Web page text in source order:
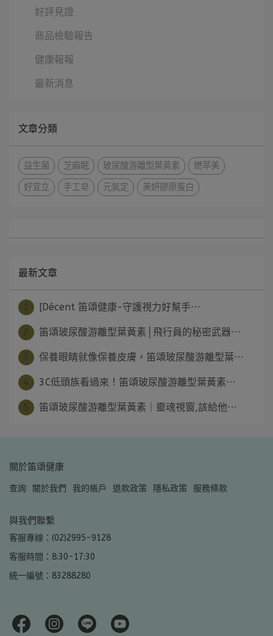
好評見證
商品檢驗報告
健康報報
最新消息
文章分類
益生菌 芝麻眠 玻尿酸游離型葉黃素 燃萃美
好宜立 手工皂 元氣定 美妍膠原蛋白
最新文章
[Décent 笛頌健康-守護視力好幫手⋯
笛頌玻尿酸游離型葉黃素│飛行員的秘密武器⋯
保養眼睛就像保養皮膚，笛頌玻尿酸游離型葉⋯
3C低頭族看過來！笛頌玻尿酸游離型葉黃素⋯
笛頌玻尿酸游離型葉黃素｜靈魂視窗,該給他⋯
關於笛頌健康
查詢 關於我們 我的帳戶 退款政策 隱私政策 服務條款
與我們聯繫
客服專線：(02)2995-9128
客服時間：8:30-17:30
統一編號：83288280